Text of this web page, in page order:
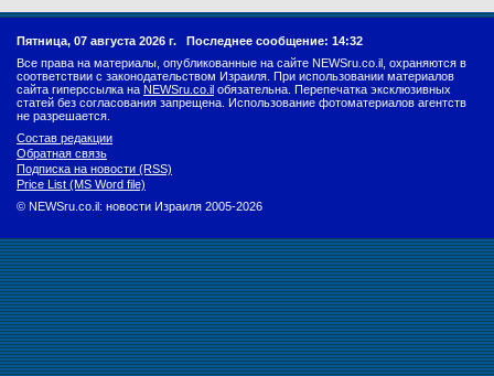
Пятница, 07 августа 2026 г. Последнее сообщение: 14:32
Все права на материалы, опубликованные на сайте NEWSru.co.il, охраняются в
соответствии с законодательством Израиля. При использовании материалов
сайта гиперссылка на NEWSru.co.il обязательна. Перепечатка эксклюзивных
статей без согласования запрещена. Использование фотоматериалов агентств
не разрешается.
Состав редакции
Обратная связь
Подписка на новости (RSS)
Price List (MS Word file)
© NEWSru.co.il: новости Израиля 2005-2026